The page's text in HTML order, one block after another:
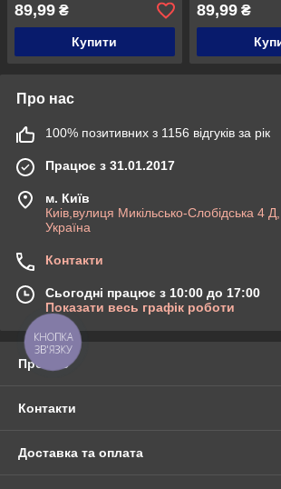
89,99 ₴
Купити
89,99₴
Про нас
100% позитивних з 1156 відгуків за рік
Працює з 31.01.2017
м. Київ
Киів,вулиця Микільсько-Слобідська 4
Україна
Контакти
Сьогодні працює з 10:00 до 17:00
Показати весь графік роботи
Про нас
Контакти
Доставка та оплата
КНОПКА
ЗВ'ЯЗКУ